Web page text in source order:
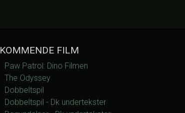
KOMMENDE FILM
Paw Patrol: Dino Filmen
The Odyssey
Dobbeltspil
Dobbeltspil - Dk undertekster